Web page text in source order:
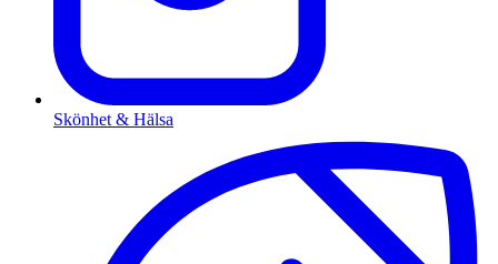
Skönhet & Hälsa